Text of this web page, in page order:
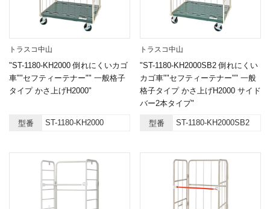
トラスコ中山
"ST-1180-KH2000 倒れにくいカゴ
車""セフティーテナー"" 一般格子
タイプ かさ上げH2000"
型番 ST-1180-KH2000
トラスコ中山
"ST-1180-KH2000SB2 倒れにくい
カゴ車""セフティーテナー"" 一般
格子タイプ かさ上げH2000 サイド
バー2本タイプ"
型番 ST-1180-KH2000SB2